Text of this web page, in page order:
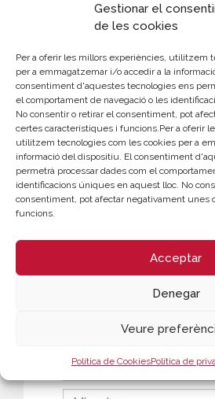
Gestionar el
de les cookies
Per a oferir les millors experiències, utilitzem
per a emmagatzemar i/o accedir a la
consentiment d'aquestes tecnologies ens
el comportament de navegació o les
No consentir o retirar el consentiment, pot
certes característiques i funcions.Per a oferir
utilitzem tecnologies com les cookies per a
informació del dispositiu. El consentiment
permetrà processar dades com el
identificacions úniques en aquest lloc. No
consentiment, pot afectar negativament unes
funcions.
Acceptar
Denegar
Veure
Política de CookiesPolítica de
CONTACTE
Elena Navarro
961 366 202